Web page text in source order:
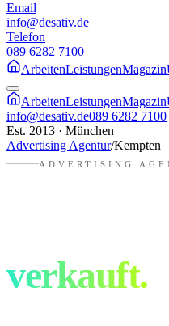
Email
info@desativ.de
Telefon
089 6282 7100
ArbeitenLeistungenMagazin
ArbeitenLeistungenMagazin
info@desativ.de089 6282 7100
Est. 2013 · München
Advertising Agentur/Kempten
ADVERTISING
verkauft.